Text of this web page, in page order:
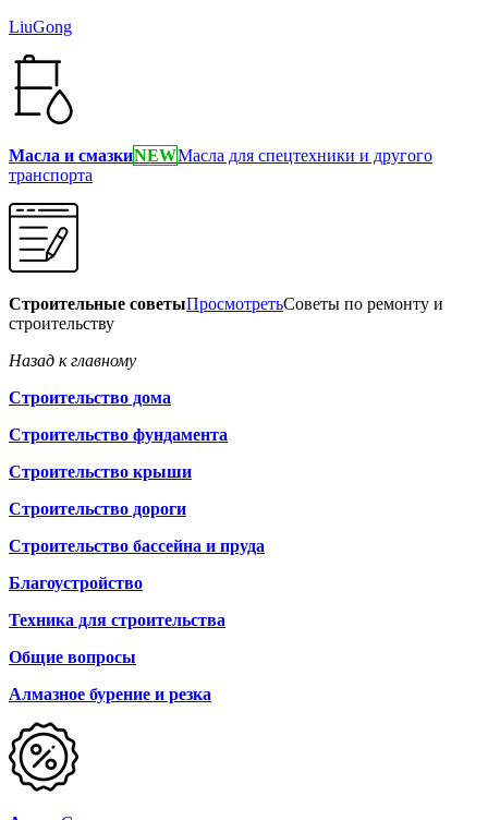
LiuGong
Масла и смазкиNEWМасла для спецтехники и другого
транспорта
Строительные советыПросмотретьСоветы по ремонту и
строительству
Назад к главному
Строительство дома
Строительство фундамента
Строительство крыши
Строительство дороги
Строительство бассейна и пруда
Благоустройство
Техника для строительства
Общие вопросы
Алмазное бурение и резка